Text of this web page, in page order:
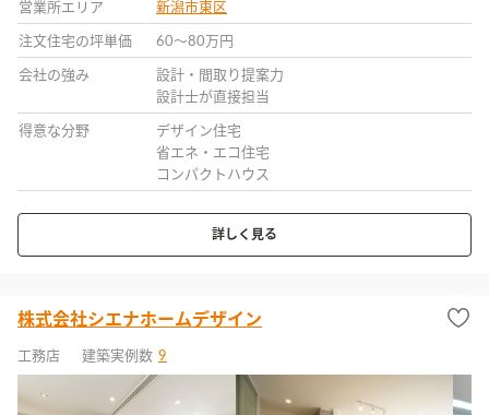
営業所エリア 新潟市東区
注文住宅の坪単価 60〜80万円
会社の強み
設計・間取り提案力
設計士が直接担当
得意な分野
デザイン住宅
省エネ・エコ住宅
コンパクトハウス
詳しく見る
株式会社シエナホームデザイン
工務店 建築実例数 9